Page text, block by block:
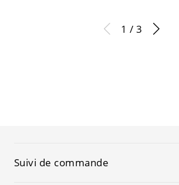
1 / 3
Suivi de commande